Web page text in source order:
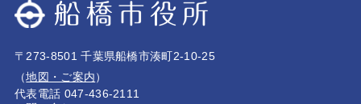
〒273-8501 千葉県船橋市湊町2-10-25
（地図・ご案内）
代表電話 047-436-2111